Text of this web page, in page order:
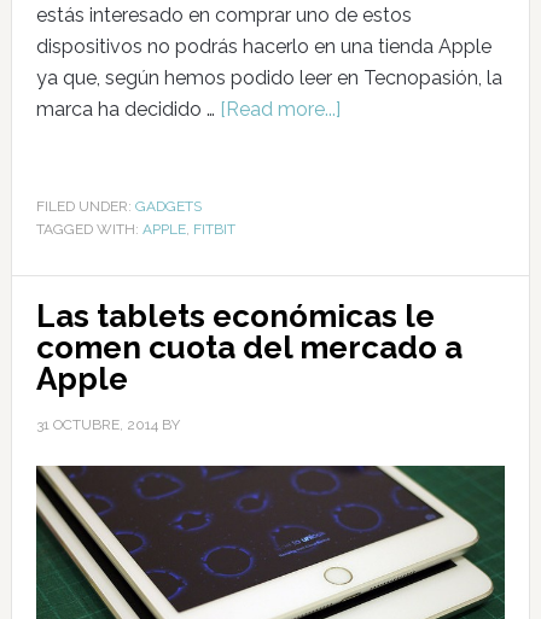
estás interesado en comprar uno de estos
dispositivos no podrás hacerlo en una tienda Apple
ya que, según hemos podido leer en Tecnopasión, la
marca ha decidido … [Read more...]
FILED UNDER: GADGETS
TAGGED WITH: APPLE, FITBIT
Las tablets económicas le
comen cuota del mercado a
Apple
31 OCTUBRE, 2014BY